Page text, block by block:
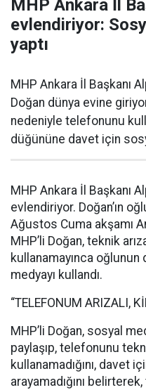
MHP Ankara İl
evlendiriyor:
yaptı
MHP Ankara İl Başkanı
Doğan dünya evine
nedeniyle telefonunu
düğününe davet için
MHP Ankara İl Başkanı
evlendiriyor. Doğan’ın
Ağustos Cuma akşamı
MHP’li Doğan, teknik
kullanamayınca
medyayı kullandı.
“TELEFONUM ARIZALI,
MHP’li Doğan, sosyal
paylaşıp, telefonunu
kullanamadığını, davet
arayamadığını